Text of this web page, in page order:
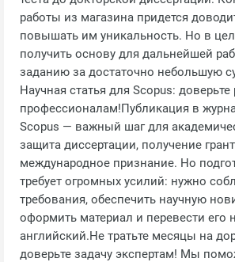
работы из магазина придется
повышать им уникальность. Но в
получить основу для дальнейшей
заданию за достаточно небольшую
Научная статья для Scopus: доверьте
профессионалам!Публикация в
Scopus — важный шаг для
защита диссертации, получение
международное признание. Но
требует огромных усилий: нужно
требования, обеспечить научную
оформить материал и перевести его
английский.Не тратьте месяцы на
доверьте задачу экспертам! Мы